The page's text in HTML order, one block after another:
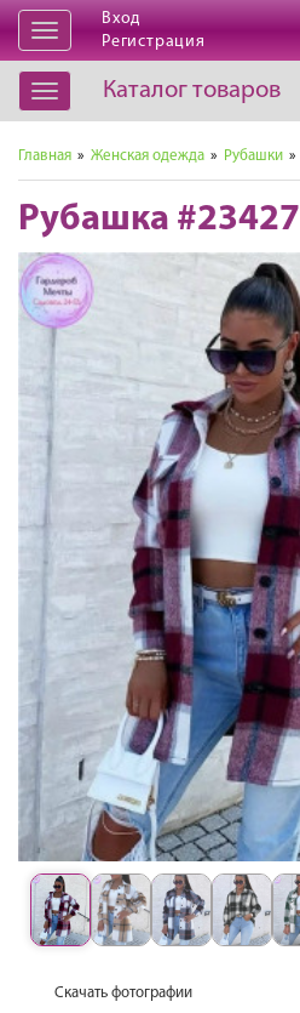
Открыть
навигацию
Вход
Регистрация
Открыть
навигацию
Каталог товаров
Главная » Женская одежда » Рубашки »
Рубашка
Скачать фотографии